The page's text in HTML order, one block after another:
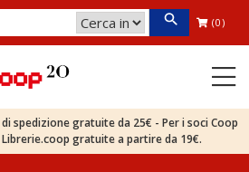
(0)
spedizione gratuite da 25€ - Per i soci Coop
gratuite a partire da 19€.